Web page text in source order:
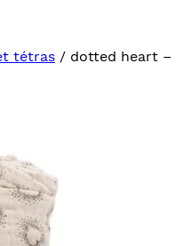
tétras / dotted heart –